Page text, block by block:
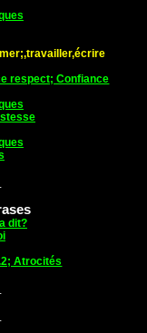
respect; Confiance
dit?
Atrocités